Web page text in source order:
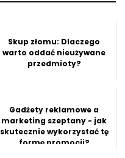
Skup złomu: Dlaczego
warto oddać nieużywane
przedmioty?
Gadżety reklamowe a
marketing szeptany - jak
skutecznie wykorzystać tę
formę promocji?